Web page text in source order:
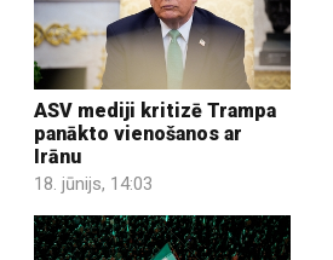
ASV mediji kritizē Trampa
panākto vienošanos ar
Irānu
18. jūnijs, 14:03